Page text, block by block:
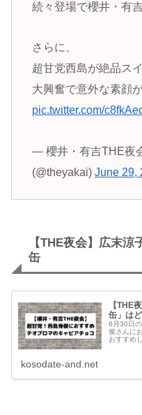
続々登場で櫻井・有
さらに、
超甘党西島が絶品ス
大興奮で意外な素顔
pic.twitter.com/
— 櫻井・有吉THE夜
(@theyakai) June 29,
【THE夜会】広末
缶
【THE
缶」は
6月30日
俊さんにおす
おすすめ
kosodate-and.net